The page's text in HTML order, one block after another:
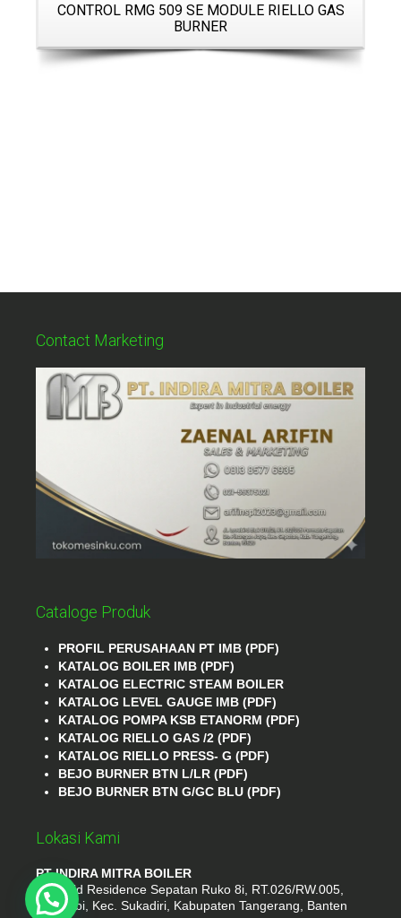
CONTROL RMG 509 SE MODULE RIELLO GAS
BURNER
Contact Marketing
Cataloge Produk
PROFIL PERUSAHAAN PT IMB (PDF)
KATALOG BOILER IMB (PDF)
KATALOG ELECTRIC STEAM BOILER
KATALOG LEVEL GAUGE IMB (PDF)
KATALOG POMPA KSB ETANORM (PDF)
KATALOG RIELLO GAS /2 (PDF)
KATALOG RIELLO PRESS- G (PDF)
BEJO BURNER BTN L/LR (PDF)
BEJO BURNER BTN G/GC BLU (PDF)
Lokasi Kami
PT INDIRA MITRA BOILER
Emerald Residence Sepatan Ruko 8i, RT.026/RW.005,
Kosambi, Kec. Sukadiri, Kabupaten Tangerang, Banten